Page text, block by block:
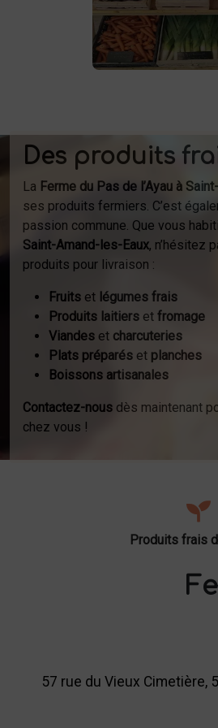
respectueux de
Vente directe à la
livraison à
Des produits
La Ferme du Pas de l’Ayau à
ses produits fermiers. C’est
passion commune. Que vous
Saint-Amand-les-Eaux, n’hésitez
produits pour livraison :
Fruits et légumes frais
Produits laitiers et fromage
Viandes et charcuteries
Plats préparés et planches
Boissons artisanales
Contactez-nous dès maintenant
chez vous !
Produits frais
57 rue du Vieux Cimetière,